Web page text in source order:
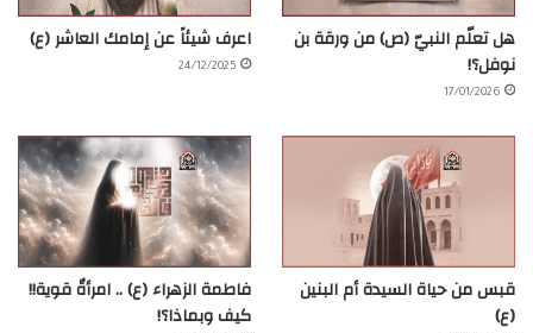
هل تعلّم النبيّ (ص) من ورقة بن
نوفل؟!
17/01/2026
اعرف شيئاً عن إمامك العاشر (ع)
24/12/2025
قبس من حياة السيدة أم البنين
(ع)
فاطمة الزهراء (ع) .. امرأةٌ قوية!!
كيف وبماذا؟!